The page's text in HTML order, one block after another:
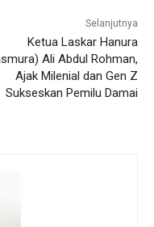
Selanjutnya
Ketua Laskar Hanura
Ali Abdul Rohman,
Ajak Milenial dan Gen Z
Sukseskan Pemilu Damai